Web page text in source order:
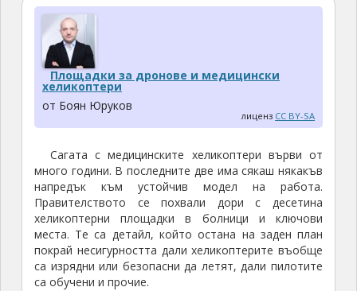
Площадки за дронове и медицински
хеликоптери
от Боян Юруков
лиценз CC BY-SA
Сагата с медицинските хеликоптери върви от
много години. В последните две има сякаш някакъв
напредък към устойчив модел на работа.
Правителството се похвали дори с десетина
хеликоптерни площадки в болници и ключови
места. Те са детайл, който остана на заден план
покрай несигурността дали хеликоптерите въобще
са изрядни или безопасни да летят, дали пилотите
са обучени и прочие.